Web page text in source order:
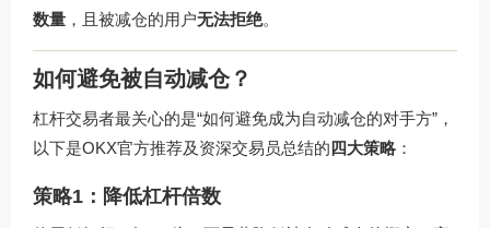
数量 ，且被减仓的用户无法拒绝。
如何避免被自动减仓？
杠杆交易者最关心的是“如何避免成为自动减仓的对手方”，
以下是OKX官方推荐及资深交易员总结的四大策略 ：
策略1：降低杠杆倍数